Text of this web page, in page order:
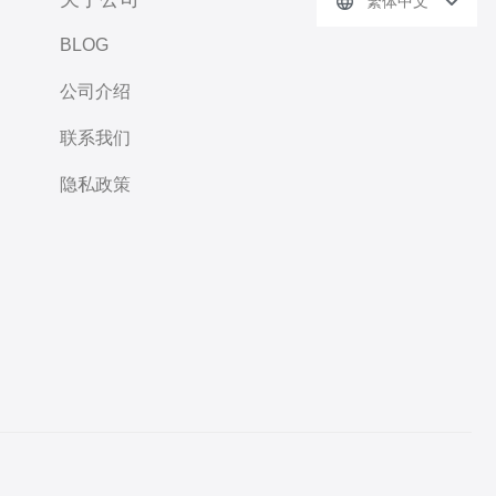
BLOG
公司介绍
联系我们
隐私政策